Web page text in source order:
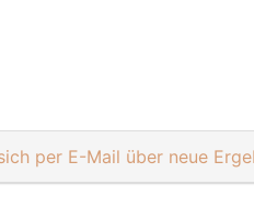
per E-Mail über neue